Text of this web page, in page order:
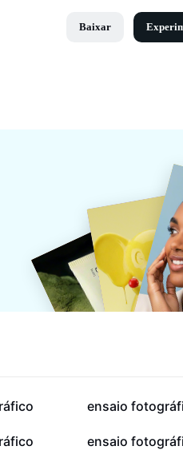
Baixar
152,7 mil
ensaio
47,5 mil
ensaio